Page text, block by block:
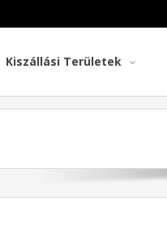
Kiszállási Területek